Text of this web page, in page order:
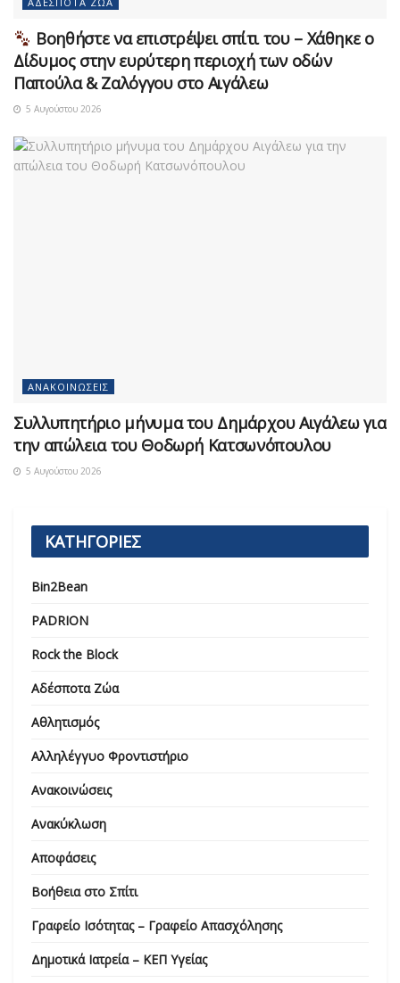
Βοηθήστε να επιστρέψει σπίτι του – Χάθηκε ο
Δίδυμος στην ευρύτερη περιοχή των οδών
Παπούλα & Ζαλόγγου στο Αιγάλεω
5 Αυγούστου 2026
ΑΝΑΚΟΙΝΏΣΕΙΣ
Συλλυπητήριο μήνυμα του Δημάρχου Αιγάλεω για
την απώλεια του Θοδωρή Κατσωνόπουλου
5 Αυγούστου 2026
ΚΑΤΗΓΟΡΙΕΣ
Bin2Bean
PADRION
Rock the Block
Αδέσποτα Ζώα
Αθλητισμός
Αλληλέγγυο Φροντιστήριο
Ανακοινώσεις
Ανακύκλωση
Αποφάσεις
Βοήθεια στο Σπίτι
Γραφείο Ισότητας – Γραφείο Απασχόλησης
Δημοτικά Ιατρεία – ΚΕΠ Υγείας